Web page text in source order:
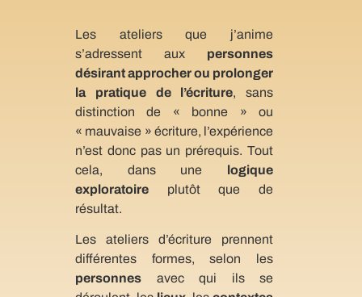
Les ateliers que j’anime
s’adressent aux personnes
désirant approcher ou prolonger
la pratique de l’écriture, sans
distinction de « bonne » ou
« mauvaise » écriture, l’expérience
n’est donc pas un prérequis. Tout
cela, dans une logique
exploratoire plutôt que de
résultat.
Les ateliers d’écriture prennent
différentes formes, selon les
personnes avec qui ils se